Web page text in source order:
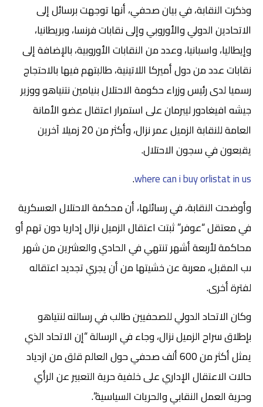
وذكرت النقابة، في بيان صحفي، أنها توجهت برسائل إلى
الاتحادين الدولي والأوروبي وإلى نقابات فرنسا، وبريطانيا،
وإيطاليا، واسبانيا، وعدد من النقابات الأوروبية، بالإضافة إلى
نقابات عدد من دول أميركا اللاتينية، طالبتهم فيها بالاحتجاج
رسميا لدى رئيس وزراء حكومة الاحتلال بنيامين نتنياهو ووزير
جيشه افيغادور ليبرمان على استمرار اعتقال عضو الأمانة
العامة للنقابة الزميل عمر نزال، وأكثر من 20 زميلا آخرين
يقبعون في سجون الاحتلال.
where can i buy orlistat in us
.
وأوضحت النقابة، في رسائلها، أن محكمة الاحتلال العسكرية
في معتقل “عوفر” ثبتت اعتقال الزميل نزال إداريا دون تهم أو
محاكمة لأربعة أشهر تنتهي في الحادي والعشرين من شهر
ىب المقبل، معربة عن خشيتها من أن يجري تجديد اعتقاله
لفترة أخرى.
وكان الاتحاد الدولي للصحفيين طالب في رسالته لنتياهو
بإطلاق سراح الزميل نزال، وجاء في الرسالة “إن الاتحاد الذي
يمثل أكثر من 600 ألف صحفي حول العالم قلق من ازدياد
حالات الاعتقال الإداري على خلفية حرية التعبير عن الرأي
وحرية العمل النقابي والحريات السياسية”.